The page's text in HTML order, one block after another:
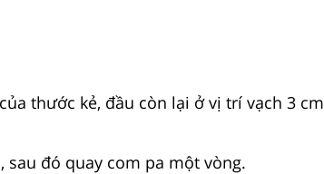
thước kẻ, đầu còn lại ở vị trí vạch 3 cm
sau đó quay com pa một vòng.